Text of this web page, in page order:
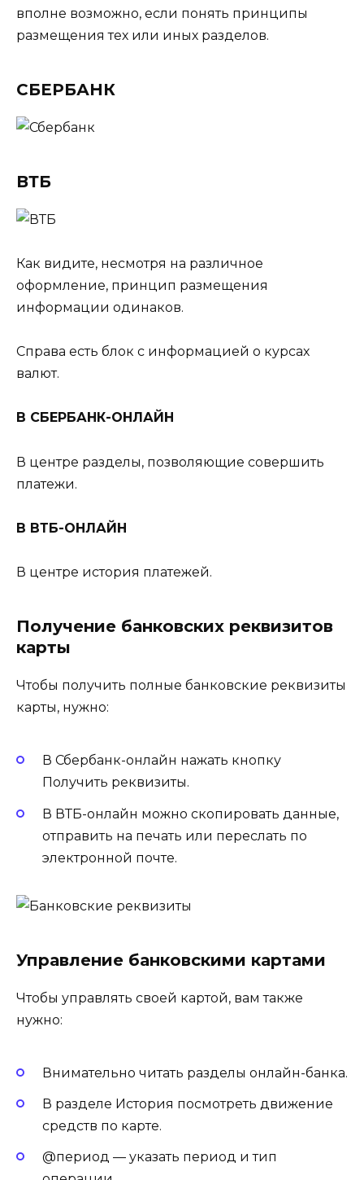
вполне возможно, если понять принципы
размещения тех или иных разделов.
СБЕРБАНК
ВТБ
Как видите, несмотря на различное
оформление, принцип размещения
информации одинаков.
Справа есть блок с информацией о курсах
валют.
В СБЕРБАНК-ОНЛАЙН
В центре разделы, позволяющие совершить
платежи.
В ВТБ-ОНЛАЙН
В центре история платежей.
Получение банковских реквизитов
карты
Чтобы получить полные банковские реквизиты
карты, нужно:
В Сбербанк-онлайн нажать кнопку
Получить реквизиты.
В ВТБ-онлайн можно скопировать данные,
отправить на печать или переслать по
электронной почте.
Управление банковскими картами
Чтобы управлять своей картой, вам также
нужно:
Внимательно читать разделы онлайн-банка.
В разделе История посмотреть движение
средств по карте.
@период — указать период и тип